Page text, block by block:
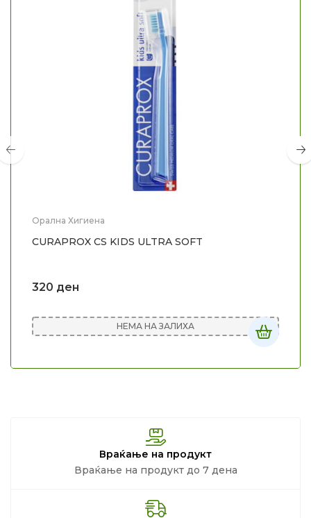
Орална Хигиена
CURAPROX CS KIDS ULTRA SOFT
320 ден
НЕМА НА ЗАЛИХА
Враќање на продукт
Враќање на продукт до 7 дена